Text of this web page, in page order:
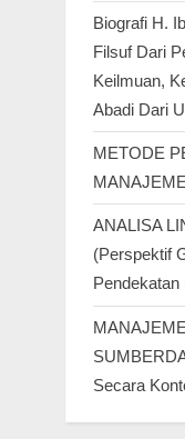
Biografi H.
Filsuf Dari
Keilmuan,
Abadi Dari
METODE
ANALISA
(Perspektif
Pendekatan
Secara